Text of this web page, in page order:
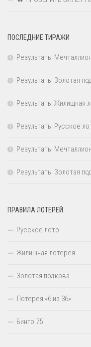
ПОСЛЕДНИЕ ТИРАЖИ
Результаты
Результаты Золотая
Результаты Жилищная
Результаты Русское
Результаты
Результаты Золотая
ПРАВИЛА ЛОТЕРЕЙ
Русское лото
Жилищная лотерея
Золотая подкова
Лотерея «6 из 36»
Бинго 75